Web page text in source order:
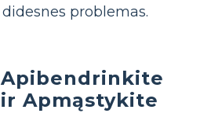
didesnes problemas.
Apibendrinkite
ir Apmąstykite